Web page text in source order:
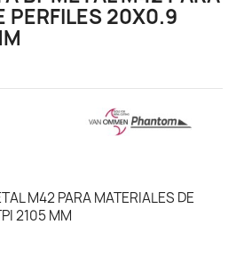
PERFILES 20X0.9
M42 PARA MATERIALES DE
2105 MM